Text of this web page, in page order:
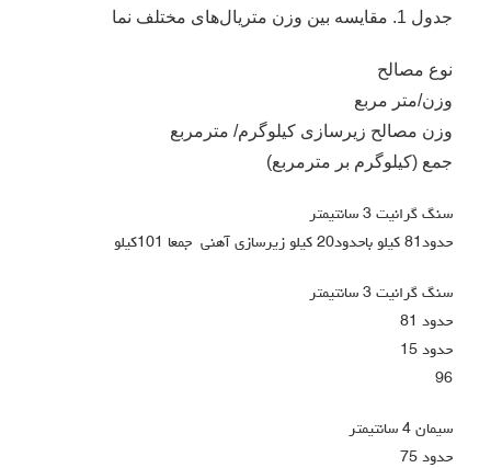
جدول 1. مقایسه بین وزن متریال‌های مختلف نما
نوع مصالح
وزن/متر مربع
وزن مصالح زیرسازی کیلوگرم/ مترمربع
جمع (کیلوگرم بر مترمربع)
سنگ گرانیت 3 سانتیمتر
حدود81 کیلو باحدود20 کیلو زیرسازی آهنی جمعا 101کیلو
سنگ گرانیت 3 سانتیمتر
حدود 81
حدود 15
96
سیمان 4 سانتیمتر
حدود 75